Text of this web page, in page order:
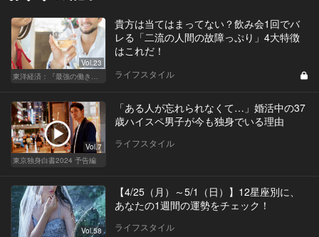
Vol.23
東洋経済：『最強の働き方』『一流の育て方』
貴方は当てはまってない？飲み会1回でバ
レる「二流の人間の故障っぷり」4大特徴
はこれだ！
ライフスタイル
Vol.7
東京独身白書2024 予告編
「ある人が忘れられなくて…」婚活中の37
歳ハイスペ男子が今も独身でいる理由
ライフスタイル
Vol.58
【4/25（月）～5/1（日）】12星座別に、
あなたの1週間の運勢をチェック！
ライフスタイル